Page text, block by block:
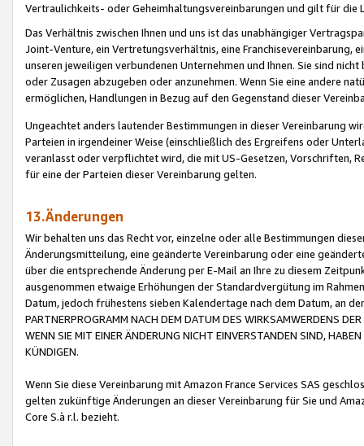
Vertraulichkeits- oder Geheimhaltungsvereinbarungen und gilt für die
Das Verhältnis zwischen Ihnen und uns ist das unabhängiger
Joint-Venture, ein Vertretungsverhältnis, eine Franchisevereinbarung,
unseren jeweiligen verbundenen Unternehmen und Ihnen. Sie sind
oder Zusagen abzugeben oder anzunehmen. Wenn Sie eine andere
ermöglichen, Handlungen in Bezug auf den Gegenstand dieser
Ungeachtet anders lautender Bestimmungen in dieser Vereinbarung
Parteien in irgendeiner Weise (einschließlich des Ergreifens oder
veranlasst oder verpflichtet wird, die mit US-Gesetzen, Vorschriften,
für eine der Parteien dieser Vereinbarung gelten.
13.Änderungen
Wir behalten uns das Recht vor, einzelne oder alle Bestimmungen
Änderungsmitteilung, eine geänderte Vereinbarung oder eine
über die entsprechende Änderung per E-Mail an Ihre zu diesem
ausgenommen etwaige Erhöhungen der Standardvergütung im
Datum, jedoch frühestens sieben Kalendertage nach dem Datum, an
PARTNERPROGRAMM NACH DEM DATUM DES WIRKSAMWERDENS
WENN SIE MIT EINER ÄNDERUNG NICHT EINVERSTANDEN SIND,
KÜNDIGEN.
Wenn Sie diese Vereinbarung mit Amazon France Services SAS
gelten zukünftige Änderungen an dieser Vereinbarung für Sie und
Core S.à r.l. bezieht.